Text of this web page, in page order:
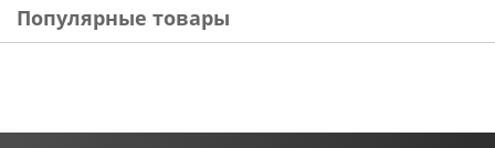
Популярные товары